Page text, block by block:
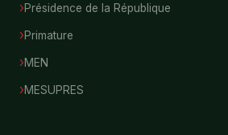
Présidence de la République
Primature
MEN
MESUPRES